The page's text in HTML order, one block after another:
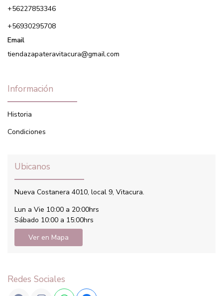
+56227853346
+56930295708
Email
tiendazapateravitacura@gmail.com
Información
Historia
Condiciones
Ubicanos
Nueva Costanera 4010, local 9, Vitacura.
Lun a Vie 10:00 a 20:00hrs
Sábado 10:00 a 15:00hrs
Ver en Mapa
Redes Sociales